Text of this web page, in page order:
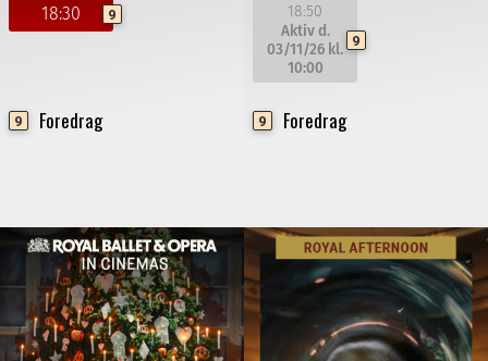
18:30
9
9 Foredrag
18:50
9
Aktiv d.
03/11/26 kl.
10:00
9 Foredrag